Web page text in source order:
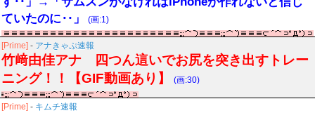
ていたのに‥」
(画:1)
[Prime] - アナきゃぷ速報
竹﨑由佳アナ 四つん這いでお尻を突き出すトレー
ニング！！【GIF動画あり】
(画:30)
[Prime] - キムチ速報